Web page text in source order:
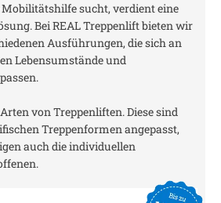
Mobilitätshilfe sucht, verdient eine
Bei REAL Treppenlift bieten wir
Ausführungen, die sich an
Lebensumstände und
von Treppenliften. Diese sind
Treppenformen angepasst,
auch die individuellen